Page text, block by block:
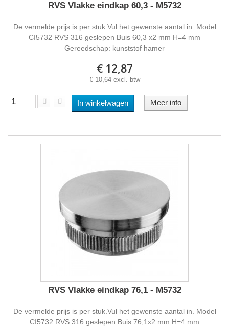
RVS Vlakke eindkap 60,3 - M5732
De vermelde prijs is per stuk.Vul het gewenste aantal in. Model
CI5732 RVS 316 geslepen Buis 60,3 x2 mm H=4 mm
Gereedschap: kunststof hamer
€ 12,87
€ 10,64 excl. btw
In winkelwagen Meer info
RVS Vlakke eindkap 76,1 - M5732
De vermelde prijs is per stuk.Vul het gewenste aantal in. Model
CI5732 RVS 316 geslepen Buis 76,1x2 mm H=4 mm